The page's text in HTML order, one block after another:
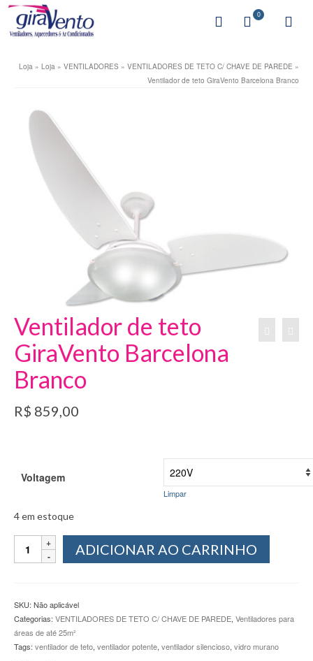
0
Loja » Loja » VENTILADORES » VENTILADORES DE TETO C/ CHAVE DE PAREDE »
Ventilador de teto GiraVento Barcelona Branco
Ventilador de teto
GiraVento Barcelona
Branco
R$ 859,00
Voltagem
Limpar
4 em estoque
Ventilador
Branco
quantidade
ADICIONAR AO CARRINHO
SKU: Não aplicável
Categorias: VENTILADORES DE TETO C/ CHAVE DE PAREDE, Ventiladores para
áreas de até 25m²
Tags: ventilador de teto, ventilador potente, ventilador silencioso, vidro murano